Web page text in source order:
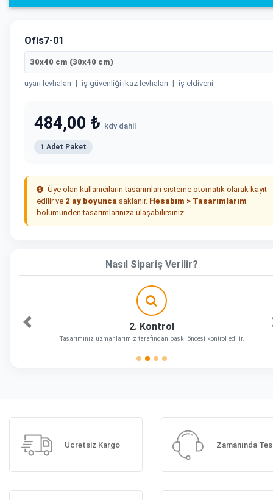
Ofis7-01
30x40 cm (30x40 cm)
uyarı levhaları | iş güvenliği ikaz levhaları | iş eldiveni
484,00 ₺ kdv dahil
1 Adet Paket
Üye olan kullanıcıların tasarımları sisteme otomatik olarak kayıt
edilir ve 2 ay boyunca saklanır. Hesabım > Tasarımlarım
bölümünden tasarımlarınıza ulaşabilirsiniz.
Nasıl Sipariş Verilir?
2. Kontrol
Tasarımınız uzmanlarımız tarafından baskı öncesi kontrol edilir.
Önceki
Ücretsiz Kargo Zamanında